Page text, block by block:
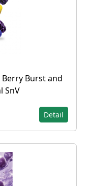
Berry Burst and
SnV
Detail